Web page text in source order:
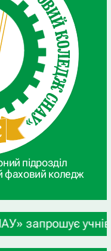
підрозділ
фаховий коледж
учнів 9-х та